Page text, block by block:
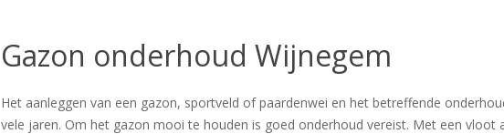
Gazon onderhoud Wijnegem
Het aanleggen van een gazon, sportveld of paardenwei en het betreffende
vele jaren. Om het gazon mooi te houden is goed onderhoud vereist. Met een vloot